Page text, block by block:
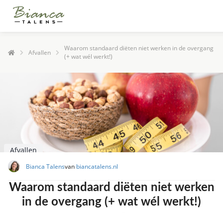
Afvallen
Waarom standaard diëten niet werken in de overgang
(+ wat wél werkt!)
Afvallen
Bianca Talensvan biancatalens.nl
Waarom standaard diëten niet werken
in de overgang (+ wat wél werkt!)